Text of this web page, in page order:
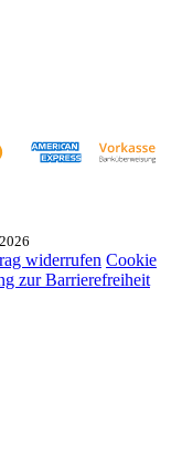
widerrufen Cookie
zur Barrierefreiheit